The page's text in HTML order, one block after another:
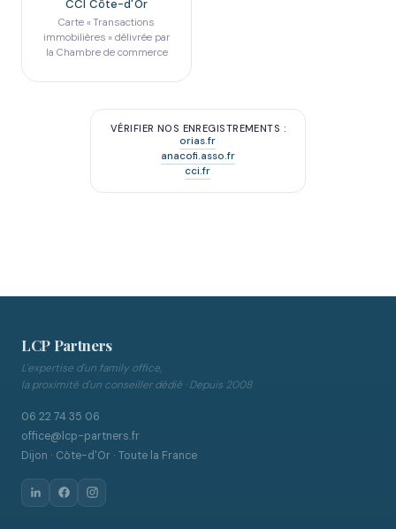
CCI Côte-d'Or
Carte « Transactions
immobilières » délivrée par
la Chambre de commerce
VÉRIFIER NOS ENREGISTREMENTS :
orias.fr
anacofi.asso.fr
cci.fr
LCP Partners
L'expertise d'un family office,
la proximité d'un conseiller dédié · Depuis 2008
06 22 74 35 06
office@lcp-partners.fr
Dijon · Côte-d'Or · Toute la France